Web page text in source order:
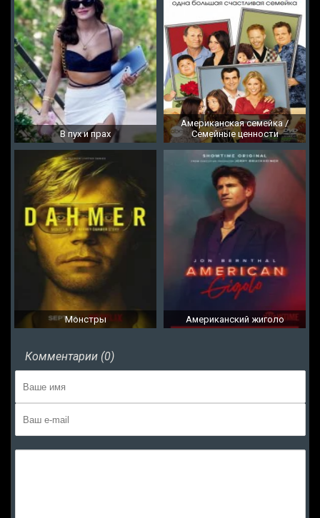
В пух и прах
Американская семейка /
Семейные ценности
Монстры Американский жиголо
Комментарии (0)